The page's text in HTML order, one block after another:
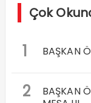
Çok
1 BAŞKAN
2
BAŞKAN